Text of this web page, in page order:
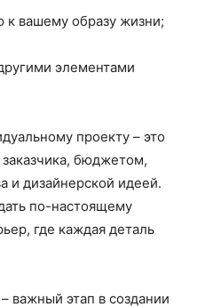
к вашему образу жизни;
элементами
проекту – это
бюджетом,
и дизайнерской идеей.
по-настоящему
где каждая деталь
важный этап в создании